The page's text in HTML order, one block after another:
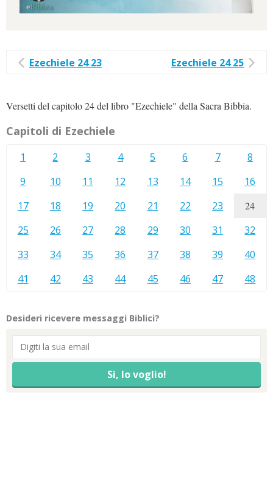
Ezechiele 24 23 Ezechiele 24 25
Versetti del capitolo 24 del libro "Ezechiele" della Sacra Bibbia.
Capitoli di Ezechiele
1 2 3 4 5 6 7
8
9
10 11 12 13 14 15
16
17
18 19 20 21 22 23 24
25 26 27 28 29 30 31
32
33
34 35 36 37 38 39
40
41
42 43 44 45 46 47 48
Desideri ricevere messaggi Biblici?